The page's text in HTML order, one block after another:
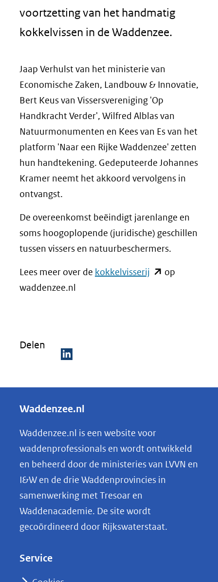
voortzetting van het handmatig
kokkelvissen in de Waddenzee.
Jaap Verhulst van het ministerie van
Economische Zaken, Landbouw & Innovatie,
Bert Keus van Vissersvereniging 'Op
Handkracht Verder', Wilfred Alblas van
Natuurmonumenten en Kees van Es van het
platform 'Naar een Rijke Waddenzee' zetten
hun handtekening. Gedeputeerde Johannes
Kramer neemt het akkoord vervolgens in
ontvangst.
De overeenkomst beëindigt jarenlange en
soms hoogoplopende (juridische) geschillen
tussen vissers en natuurbeschermers.
Lees meer over de kokkelvisserij (opent
op
waddenzee.nl
Delen
e
e
n
o
p
k
e
Waddenzee.nl
Waddenzee.nl is een website voor
waddenprofessionals en wordt ontwikkeld
en beheerd door de ministeries van LVVN en
I&W en de drie Waddenprovincies in
samenwerking met Tresoar en
Waddenacademie. De site wordt
gecoördineerd door Rijkswaterstaat.
Service